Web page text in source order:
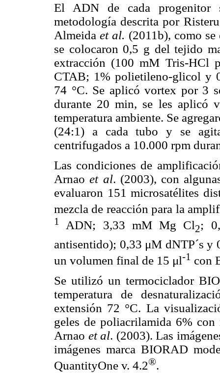
El ADN de cada progenitor
metodología descrita por
Almeidaet al. (2011b), como
se colocaron 0,5 g del tejido
extracción (100 mM Tris-HCl
CTAB; 1% polietileno-glicol y
74 °C. Se aplicó vortex por 3
durante 20 min, se les aplicó
temperatura ambiente. Se
(24:1) a cada tubo y se
centrifugados a 10.000 rpm
Las condiciones de
Arnaoet al. (2003), con
evaluaron 151 microsatélites
mezcla de reacción para la
1 ADN; 3,33 mM Mg Cl2;
antisentido); 0,33 μM dNTP´s y
un volumen final de 15 μl-1 con
Se utilizó un termociclador
temperatura de
extensión 72 °C. La
geles de poliacrilamida 6%
Arnao et al. (2003). Las
imágenes marca BIORAD
QuantityOne v. 4.2®.